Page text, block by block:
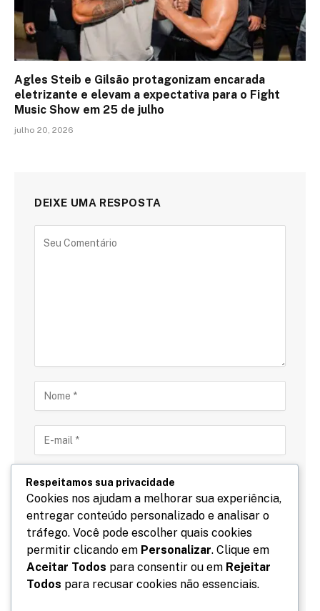
Agles Steib e Gilsão protagonizam encarada
eletrizante e elevam a expectativa para o Fight
Music Show em 25 de julho
julho 20, 2026
DEIXE UMA RESPOSTA
Salve meu nome, email e site neste navegador para
a próxima vez que eu comentar.
Respeitamos sua privacidade
Cookies nos ajudam a melhorar sua experiência,
entregar conteúdo personalizado e analisar o
tráfego. Você pode escolher quais cookies
permitir clicando em Personalizar. Clique em
Aceitar Todos para consentir ou em Rejeitar
Todos para recusar cookies não essenciais.